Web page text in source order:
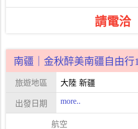
請電洽
南疆｜金秋醉美南疆自由行
大陸 新疆
more..